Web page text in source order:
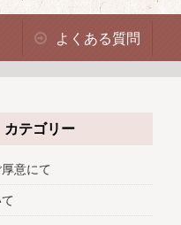
よくある質問
カテゴリー
意にて